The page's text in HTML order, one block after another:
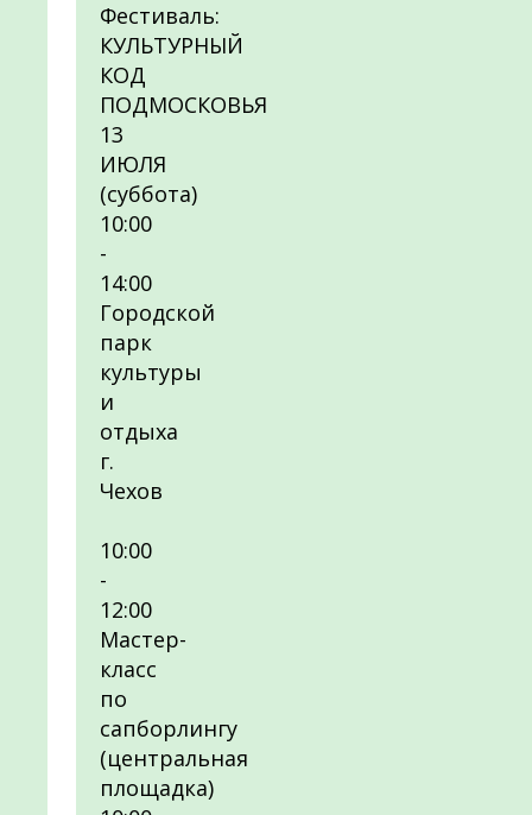
Фестиваль:
КУЛЬТУРНЫЙ
КОД
ПОДМОСКОВЬЯ
13
ИЮЛЯ
(суббота)
10:00
-
14:00
Городской
парк
культуры
и
отдыха
г.
Чехов
10:00
-
12:00
Мастер-
класс
по
сапборлингу
(центральная
площадка)